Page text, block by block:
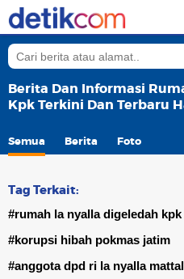
Berita Dan Informasi
Kpk Terkini Dan Terbaru
Semua Berita Foto
Tag Terkait:
#rumah la nyalla digeledah kpk
#korupsi hibah pokmas jatim
#anggota dpd ri la nyalla